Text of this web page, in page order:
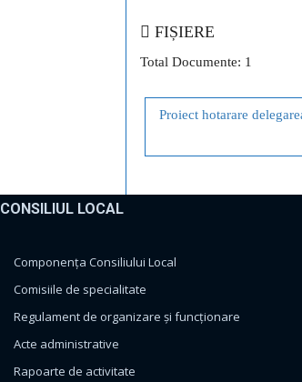
FIȘIERE
Total Documente: 1
Proiect hotarare
CONSILIUL LOCAL
Componența Consiliului Local
Comisiile de specialitate
Regulament de organizare și funcționare
Acte administrative
Rapoarte de activitate